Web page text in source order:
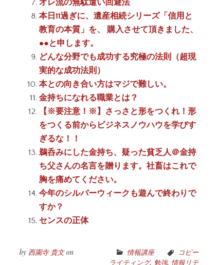
オレ流の無駄遣い回避法
本日11過ぎに、遺産相続シリーズ「信用と
教育の本質」を、 購入させて頂きました、
●●と申します。
どんな分野でも成功する究極の法則（超現
実的な成功法則）
本との向き合い方はマジで難しい。
金持ちになれる職業とは？
【※要注意！※】さっさと形をつくれ！形
をつくる前からビジネスノウハウを学びす
ぎるな！！
鵜呑みにした金持ち、疑った貧乏人＠金持
ち父さんの名言を贈ります。社畜はこれで
胸を痛めてください。
今年のシルバーウィークも遊んで終わりで
すか？
センスの正体
by 西園寺 貴文on 情報講座
コピー
ライティング, 勉強, 情報リテ